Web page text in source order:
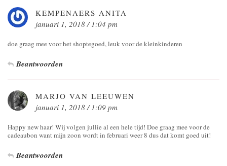
KEMPENAERS ANITA
januari 1, 2018 / 1:04 pm
doe graag mee voor het shoptegoed, leuk voor de kleinkinderen
Beantwoorden
MARJO VAN LEEUWEN
januari 1, 2018 / 1:09 pm
Happy new haar! Wij volgen jullie al een hele tijd! Doe graag mee voor de
cadeaubon want mijn zoon wordt in februari weer 8 dus dat komt goed uit!
Beantwoorden